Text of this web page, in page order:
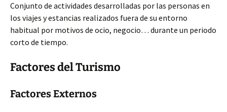
Conjunto de actividades desarrolladas por las personas en
los viajes y estancias realizados fuera de su entorno
habitual por motivos de ocio, negocio… durante un periodo
corto de tiempo.
Factores del Turismo
Factores Externos